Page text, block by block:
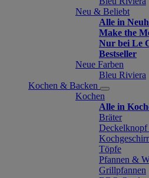
Neu & Beliebt
Alle in
Make the
Nur bei Le
Bestseller
Neue Farben
Bleu Riviera
Kochen & Backen
Kochen
Alle in
Bräter
Töpfe
Pfannen &
Grillpfannen